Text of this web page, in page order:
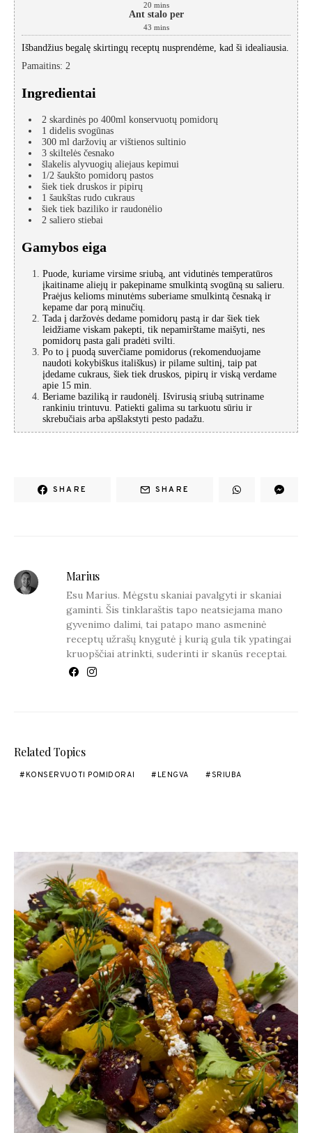
20 mins
Ant stalo per
43 mins
Išbandžius begalę skirtingų receptų nusprendėme, kad ši idealiausia.
Pamaitins: 2
Ingredientai
2 skardinės po 400ml konservuotų pomidorų
1 didelis svogūnas
300 ml daržovių ar vištienos sultinio
3 skiltelės česnako
šlakelis alyvuogių aliejaus kepimui
1/2 šaukšto pomidorų pastos
šiek tiek druskos ir pipirų
1 šaukštas rudo cukraus
šiek tiek baziliko ir raudonėlio
2 saliero stiebai
Gamybos eiga
Puode, kuriame virsime sriubą, ant vidutinės temperatūros
įkaitiname aliejų ir pakepiname smulkintą svogūną su salieru.
Praėjus kelioms minutėms suberiame smulkintą česnaką ir
kepame dar porą minučių.
Tada į daržovės dedame pomidorų pastą ir dar šiek tiek
leidžiame viskam pakepti, tik nepamirštame maišyti, nes
pomidorų pasta gali pradėti svilti.
Po to į puodą suverčiame pomidorus (rekomenduojame
naudoti kokybiškus itališkus) ir pilame sultinį, taip pat
įdedame cukraus, šiek tiek druskos, pipirų ir viską verdame
apie 15 min.
Beriame baziliką ir raudonėlį. Išvirusią sriubą sutriname
rankiniu trintuvu. Patiekti galima su tarkuotu sūriu ir
skrebučiais arba apšlakstyti pesto padažu.
SHARE SHARE
Marius
Esu Marius. Mėgstu skaniai pavalgyti ir skaniai
gaminti. Šis tinklaraštis tapo neatsiejama mano
gyvenimo dalimi, tai patapo mano asmeninė
receptų užrašų knygutė į kurią gula tik ypatingai
kruopščiai atrinkti, suderinti ir skanūs receptai.
Related Topics
KONSERVUOTI POMIDORAI LENGVA SRIUBA